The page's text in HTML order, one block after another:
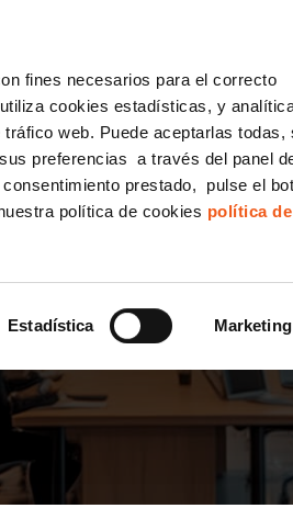
fines necesarios para el correcto
cookies estadísticas, y
web. Puede aceptarlas todas,
preferencias a través del panel
prestado, pulse el
política de cookies política
Estadística Marketing
LSSI CANAL DENUNCIAS